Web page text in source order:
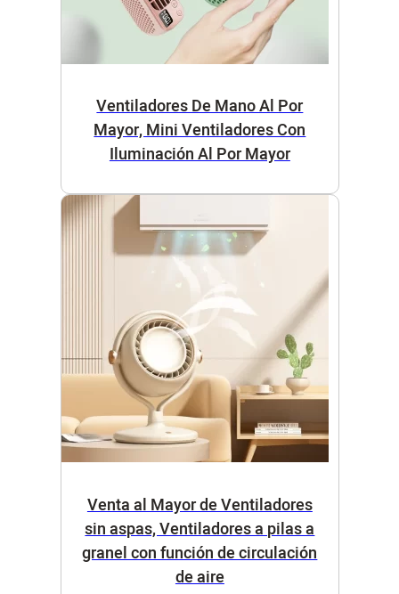
Ventiladores De Mano Al Por
Mayor, Mini Ventiladores Con
Iluminación Al Por Mayor
Venta al Mayor de Ventiladores
sin aspas, Ventiladores a pilas a
granel con función de circulación
de aire